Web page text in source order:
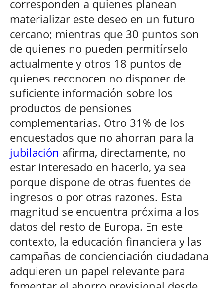
corresponden a quienes planean
materializar este deseo en un futuro
cercano; mientras que 30 puntos son
de quienes no pueden permitírselo
actualmente y otros 18 puntos de
quienes reconocen no disponer de
suficiente información sobre los
productos de pensiones
complementarias. Otro 31% de los
encuestados que no ahorran para la
jubilación afirma, directamente, no
estar interesado en hacerlo, ya sea
porque dispone de otras fuentes de
ingresos o por otras razones. Esta
magnitud se encuentra próxima a los
datos del resto de Europa. En este
contexto, la educación financiera y las
campañas de concienciación ciudadana
adquieren un papel relevante para